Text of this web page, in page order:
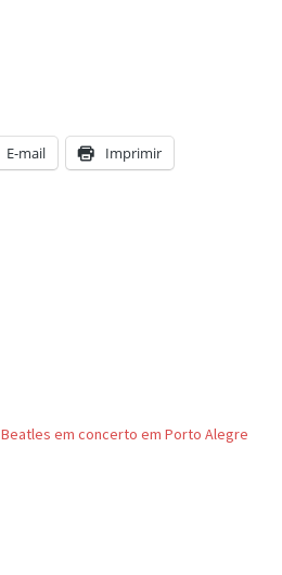
E-mail Imprimir
Beatles em concerto em Porto Alegre